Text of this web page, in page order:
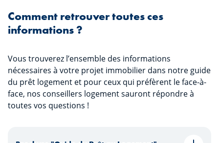
Comment retrouver toutes ces
informations ?
Vous trouverez l’ensemble des informations
nécessaires à votre projet immobilier dans notre guide
du prêt logement et pour ceux qui préfèrent le face-à-
face, nos conseillers logement sauront répondre à
toutes vos questions !